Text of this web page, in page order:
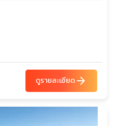
ดูรายละเอียดarrow_forward